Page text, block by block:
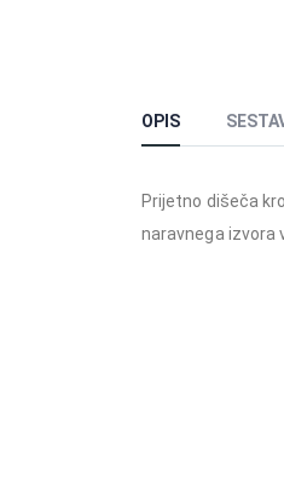
OPIS
Prijetno dišeča
naravnega izvora